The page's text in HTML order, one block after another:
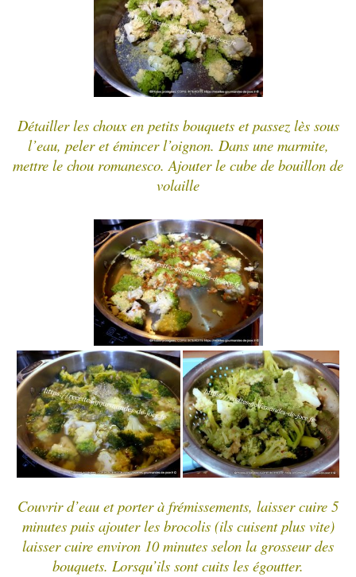
Détailler les choux en petits bouquets et passez lès sous
l’eau, peler et émincer l’oignon. Dans une marmite,
mettre le chou romanesco. Ajouter le cube de bouillon de
volaille
Couvrir d’eau et porter à frémissements, laisser cuire 5
minutes puis ajouter les brocolis (ils cuisent plus vite)
laisser cuire environ 10 minutes selon la grosseur des
bouquets. Lorsqu’ils sont cuits les égoutter.